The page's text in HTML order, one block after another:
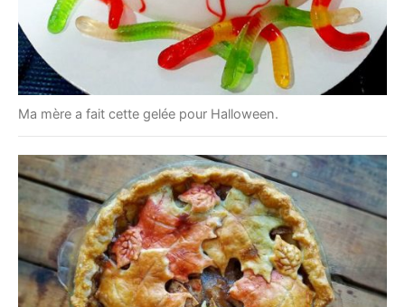
Ma mère a fait cette gelée pour Halloween.